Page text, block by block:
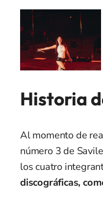
Historia
Al momento de
número 3 de
los cuatro
discográficas,